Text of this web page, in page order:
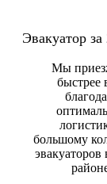
Эвакуатор
Мы
быстрее
большому